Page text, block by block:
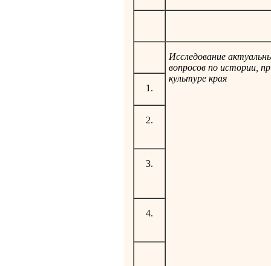
Исследование
вопросов по истории,
культуре края
1.
2.
3.
4.